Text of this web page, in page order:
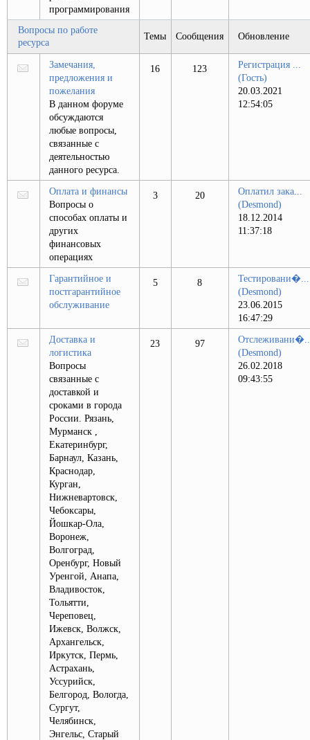
программирования
Вопросы по работе
ресурса
Темы Сообщения Обновление
Замечания,
предложения и
пожелания
В данном форуме
обсуждаются
любые вопросы,
связанные с
деятельностью
данного ресурса.
16 123
Регистрация ...
(Гость)
20.03.2021
12:54:05
Оплата и финансы
Вопросы о
способах оплаты и
других
финансовых
операциях
3 20
Оплатил зака...
(Desmond)
18.12.2014
11:37:18
Гарантийное и
постгарантийное
обслуживание
5 8
Тестировани�...
(Desmond)
23.06.2015
16:47:29
Доставка и
логистика
Вопросы
связанные с
доставкой и
сроками в города
России. Рязань,
Мурманск ,
Екатеринбург,
Барнаул, Казань,
Краснодар,
Курган,
Нижневартовск,
Чебоксары,
Йошкар-Ола,
Воронеж,
Волгоград,
Оренбург, Новый
Уренгой, Анапа,
Владивосток,
Тольятти,
Череповец,
Ижевск, Волжск,
Архангельск,
Иркутск, Пермь,
Астрахань,
Уссурийск,
Белгород, Вологда,
Сургут,
Челябинск,
Энгельс, Старый
23 97
(Desmond)
26.02.2018
09:43:55